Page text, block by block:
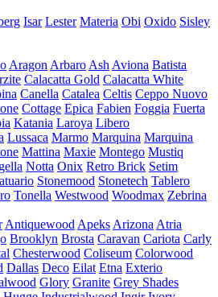
Isar Lester Materia Obi Oxido Sisley
Aragon Arbaro Ash Aviona Batista
Calacatta Gold Calacatta White
Canella Catalea Celtis Ceppo Nuovo
Cottage Epica Fabien Foggia Fuerta
Katania Laroya Libero
Lussaca Marmo Marquina Marquina
Mattina Maxie Montego Mustiq
Notta Onix Retro Brick Setim
Stonemood Stonetech Tablero
Tonella Westwood Woodmax Zebrina
Antiquewood Apeks Arizona Atria
Brooklyn Brosta Caravan Cariota Carly
Chesterwood Coliseum Colorwood
Dallas Deco Eilat Etna Exterio
Glory Granite Grey Shades